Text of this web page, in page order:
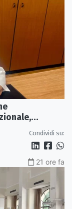
Condividi su:
21 ore fa